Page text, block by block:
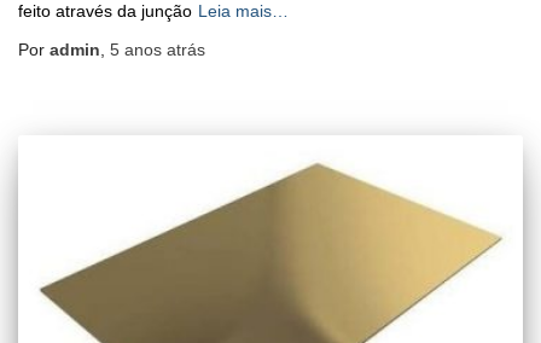
feito através da junção Leia mais…
Por admin 5 anos atrás